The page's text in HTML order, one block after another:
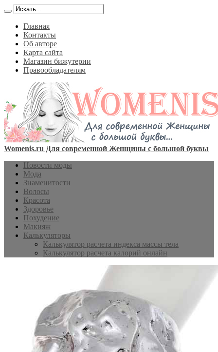
Главная
Контакты
Об авторе
Карта сайта
Магазин бижутерии
Правообладателям
Womenis.ru Для современной Женщины с большой буквы
Новости моды
Мода
Знаменитости
Волосы
Красота
Здоровье
Похудение
Макияж
Калькуляторы
Калькулятор расчета индекса массы тела
Калькулятор расчета калорий онлайн